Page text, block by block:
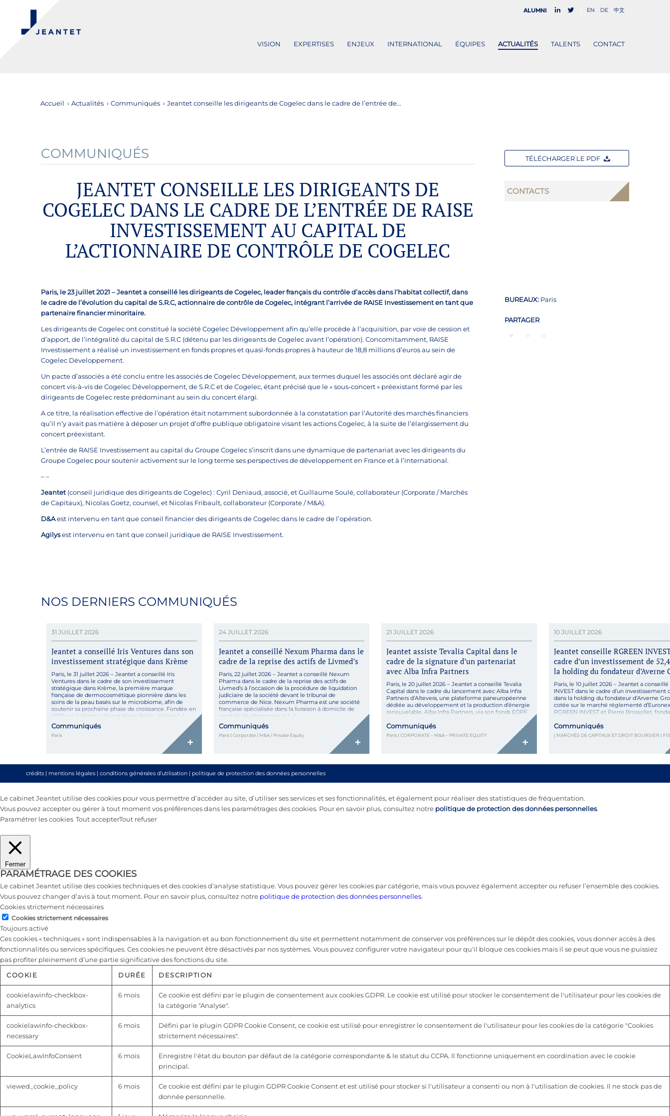
Alumni EN DE 中文
VISION EXPERTISES ENJEUX INTERNATIONAL ÉQUIPES ACTUALITÉS TALENTS CONTACT
Accueil › Actualités › Communiqués › Jeantet conseille les dirigeants de Cogelec dans le cadre de l’entrée de...
COMMUNIQUÉS
JEANTET CONSEILLE LES DIRIGEANTS DE
COGELEC DANS LE CADRE DE L’ENTRÉE DE RAISE
INVESTISSEMENT AU CAPITAL DE
L’ACTIONNAIRE DE CONTRÔLE DE COGELEC
Paris, le 23 juillet 2021 –Jeantet a conseillé les dirigeants de Cogelec, leader français du contrôle d’accès dans l’habitat collectif, dans
le cadre de l’évolution du capital de S.R.C, actionnaire de contrôle de Cogelec, intégrant l’arrivée de RAISE Investissement en tant que
partenaire financier minoritaire.
Les dirigeants de Cogelec ont constitué la société Cogelec Développement afin qu’elle procède à l’acquisition, par voie de cession et
d’apport, de l’intégralité du capital de S.R.C (détenu par les dirigeants de Cogelec avant l’opération). Concomitamment, RAISE
Investissement a réalisé un investissement en fonds propres et quasi-fonds propres à hauteur de 18,8 millions d’euros au sein de
Cogelec Développement.
Un pacte d’associés a été conclu entre les associés de Cogelec Développement, aux termes duquel les associés ont déclaré agir de
concert vis-à-vis de Cogelec Développement, de S.R.C et de Cogelec, étant précisé que le « sous-concert » préexistant formé par les
dirigeants de Cogelec reste prédominant au sein du concert élargi.
A ce titre, la réalisation effective de l’opération était notamment subordonnée à la constatation par l’Autorité des marchés financiers
qu’il n’y avait pas matière à déposer un projet d’offre publique obligatoire visant les actions Cogelec, à la suite de l’élargissement du
concert préexistant.
L’entrée de RAISE Investissement au capital du Groupe Cogelec s’inscrit dans une dynamique de partenariat avec les dirigeants du
Groupe Cogelec pour soutenir activement sur le long terme ses perspectives de développement en France et à l’international.
– –
Jeantet(conseil juridique des dirigeants de Cogelec) : Cyril Deniaud, associé, et Guillaume Soulé, collaborateur (Corporate / Marchés
de Capitaux), Nicolas Goetz, counsel, et Nicolas Fribault, collaborateur (Corporate / M&A).
D&Aest intervenu en tant que conseil financier des dirigeants de Cogelec dans le cadre de l’opération.
Agilysest intervenu en tant que conseil juridique de RAISE Investissement.
TÉLÉCHARGER LE PDF
CONTACTS
BUREAUX: Paris
PARTAGER
NOS DERNIERS COMMUNIQUÉS
31 JUILLET 2026
Jeantet a conseillé Iris Ventures dans son
investissement stratégique dans Krème
Paris, le 31 juillet 2026 – Jeantet a conseillé Iris
Ventures dans le cadre de son investissement
stratégique dans Krème, la première marque
française de dermocosmétique pionnière dans les
soins de la peau basés sur le microbiome, afin de
soutenir sa prochaine phase de croissance. Fondée en
2020 par Juliette Lailler et Marie Belile, Krème […]
Communiqués
Paris
+
24 JUILLET 2026
Jeantet a conseillé Nexum Pharma dans le
cadre de la reprise des actifs de Livmed’s
Paris, 22 juillet 2026 – Jeantet a conseillé Nexum
Pharma dans le cadre de la reprise des actifs de
Livmed’s à l’occasion de la procédure de liquidation
judiciaire de la société devant le tribunal de
commerce de Nice. Nexum Pharma est une société
française spécialisée dans la livraison à domicile de
produits de pharmacie et […]
Communiqués
Paris | Corporate / M&A / Private Equity
+
21 JUILLET 2026
Jeantet assiste Tevalia Capital dans le
cadre de la signature d’un partenariat
avec Alba Infra Partners
Paris, le 20 juillet 2026 – Jeantet a conseillé Tevalia
Capital dans le cadre du lancement avec Alba Infra
Partners d’Altevera, une plateforme paneuropéenne
dédiée au développement et la production d’énergie
renouvelable. Alba Infra Partners, via son fonds EOPF
II, et Tevalia Capital ont lancé Altevera, une plateforme
paneuropéenne de développement et de production
d’énergie […]
Communiqués
Paris | CORPORATE – M&A – PRIVATE EQUITY
+
10 JUILLET 2026
Jeantet conseille RGREEN
cadre d’un investissement de
la holding du fondateur d’Averne
Paris, le 10 juillet 2026 – Jeantet a conseillé
INVEST dans le cadre d’un investissement
dans la holding du fondateur d’Arverne
cotée sur le marché réglementé
RGREEN INVEST et Pierre Brossollet,
géothermales coté sur le marché
d’Euronext Paris, […]
Communiqués
| MARCHÉS DE CAPITAUX ET DROIT BOURSIER |
crédits | mentions légales | conditions générales d’utilisation | politique de protection des données personnelles
Le cabinet Jeantet utilise des cookies pour vous permettre d’accéder au site, d’utiliser ses services et ses fonctionnalités, et également pour réaliser des statistiques de fréquentation.
Vous pouvez accepter ou gérer à tout moment vos préférences dans les paramétrages des cookies. Pour en savoir plus, consultez notre politique de protection des données personnelles.
Paramétrer les cookies Tout accepterTout refuser
Fermer
PARAMÉTRAGE DES COOKIES
Le cabinet Jeantet utilise des cookies techniques et des cookies d’analyse statistique. Vous pouvez gérer les cookies par catégorie, mais vous pouvez également accepter ou refuser l’ensemble des cookies.
Vous pouvez changer d’avis à tout moment. Pour en savoir plus, consultez notre politique de protection des données personnelles.
Cookies strictement nécessaires
Cookies strictement nécessaires
Toujours activé
Ces cookies « techniques » sont indispensables à la navigation et au bon fonctionnement du site et permettent notamment de conserver vos préférences sur le dépôt des cookies, vous donner accès à des
fonctionnalités ou services spécifiques. Ces cookies ne peuvent être désactivés par nos systèmes. Vous pouvez configurer votre navigateur pour qu'il bloque ces cookies mais il se peut que vous ne puissiez
pas profiter pleinement d’une partie significative des fonctions du site.
COOKIE
DURÉE DESCRIPTION
cookielawinfo-checkbox-
analytics
6 mois
Ce cookie est défini par le plugin de consentement aux cookies GDPR. Le cookie est utilisé pour stocker le consentement de l'utilisateur pour les cookies de
la catégorie "Analyse".
cookielawinfo-checkbox-
necessary
6 mois
Défini par le plugin GDPR Cookie Consent, ce cookie est utilisé pour enregistrer le consentement de l'utilisateur pour les cookies de la catégorie "Cookies
strictement nécessaires".
CookieLawInfoConsent 6 mois
Enregistre l'état du bouton par défaut de la catégorie correspondante & le statut du CCPA. Il fonctionne uniquement en coordination avec le cookie
principal.
viewed_cookie_policy 6 mois
Ce cookie est défini par le plugin GDPR Cookie Consent et est utilisé pour stocker si l'utilisateur a consenti ou non à l'utilisation de cookies. Il ne stock pas de
donnée personnelle.